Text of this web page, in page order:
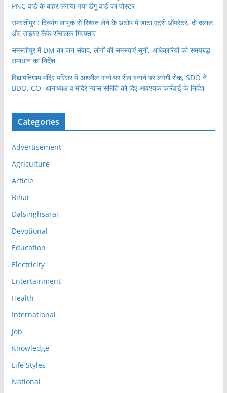
PNC वार्ड के बाहर लगाया गया डेंगू वार्ड का पोस्टर
समस्तीपुर : दिव्यांग लाभुक से रिश्वत लेने के आरोप में डाटा एंट्री ऑपरेटर, दो दलाल
और साइबर कैफे संचालक गिरफ्तार
समस्तीपुर में DM का जन संवाद, लोगों की समस्याएं सुनीं, अधिकारियों को समयबद्ध
समाधान का निर्देश
विद्यापतिधाम मंदिर परिसर में अश्लील गानों पर रील बनाने पर लगेगी रोक, SDO ने
BDO, CO, थानाध्यक्ष व मंदिर न्यास समिति को दिए आवश्यक कार्रवाई के निर्देश
Categories
Advertisement
Agriculture
Article
Bihar
Dalsinghsarai
Devotional
Education
Electricity
Entertainment
Health
International
Job
Knowledge
Life Styles
National